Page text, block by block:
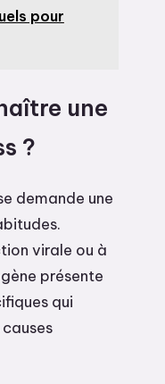
pour
une
?
demande une
virale ou à
présente
qui